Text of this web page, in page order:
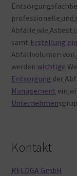
professionelle und
Abfälle wie Asbest
samt Erstellung
Abfallvolumen von
werden wichtige
Entsorgung der
Management ein
Unternehmen
Kontakt
RELOGA GmbH